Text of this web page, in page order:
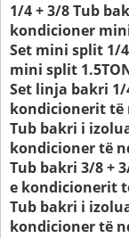
1/4 + 3/8 Tub
kondicioner
Set mini split 1/
mini split
Set linja bakri 1/
kondicionerit të
Tub bakri i
kondicioner të
Tub bakri 3/8 +
e kondicionerit
Tub bakri i
kondicioner të